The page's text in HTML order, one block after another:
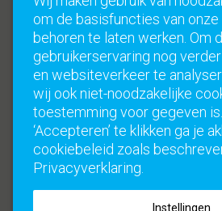
Bibliotheekverhuizing
Schoolverhuizing
Social Media
om de basisfuncties van
behoren te laten werken. Om
gebruikerservaring nog
en websiteverkeer te
wij ook niet-noodzakelijke
toestemming voor gegeven
‘Accepteren’ te klikken ga je
cookiebeleid zoals
Privacyverklaring.
Instellingen